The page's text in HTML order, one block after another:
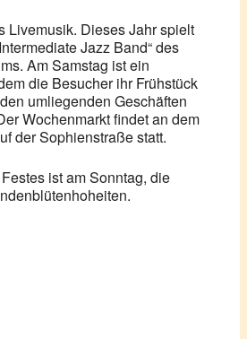
Livemusik. Dieses Jahr spielt
Jazz Band“ des
Am Samstag ist ein
die Besucher ihr Frühstück
umliegenden Geschäften
Wochenmarkt findet an dem
der Sophienstraße statt.
ist am Sonntag, die